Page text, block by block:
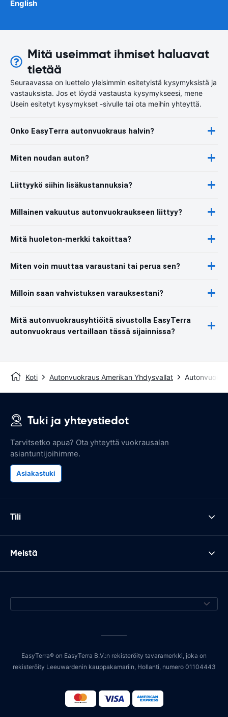
English
Mitä useimmat ihmiset haluavat
tietää
Seuraavassa on luettelo yleisimmin esitetyistä kysymyksistä ja
vastauksista. Jos et löydä vastausta kysymykseesi, mene
Usein esitetyt kysymykset -sivulle tai ota meihin yhteyttä.
Onko EasyTerra autonvuokraus halvin?
Miten noudan auton?
Liittyykö siihin lisäkustannuksia?
Millainen vakuutus autonvuokraukseen liittyy?
Mitä huoleton-merkki takoittaa?
Miten voin muuttaa varaustani tai perua sen?
Milloin saan vahvistuksen varauksestani?
Mitä autonvuokrausyhtiöitä sivustolla EasyTerra
autonvuokraus vertaillaan tässä sijainnissa?
Koti Autonvuokraus Amerikan Yhdysvallat
Tuki ja yhteystiedot
Tarvitsetko apua? Ota yhteyttä vuokrausalan
asiantuntijoihimme.
Asiakastuki
Tili
Meistä
EasyTerra® on EasyTerra B.V.:n rekisteröity tavaramerkki, joka on
rekisteröity Leeuwardenin kauppakamariin, Hollanti, numero 01104443